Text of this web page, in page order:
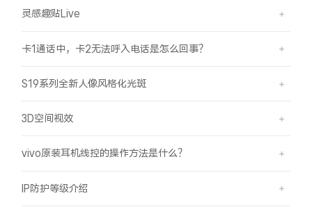
灵感趣贴Live
卡1通话中，卡2无法呼入电话是怎么回事？
S19系列全新人像风格化光斑
3D空间视效
vivo原装耳机线控的操作方法是什么？
IP防护等级介绍